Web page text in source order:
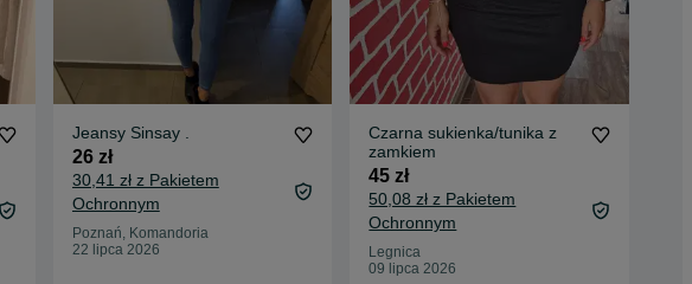
26 zł
30,41 zł z Pakietem
Ochronnym
Poznań, Komandoria
22 lipca 2026
Czarna sukienka/tunika z
zamkiem
45 zł
50,08 zł z Pakietem
Ochronnym
Legnica
09 lipca 2026